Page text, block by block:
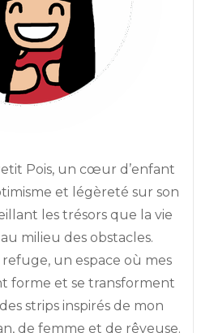
Pois, un cœur d’enfant
et légèreté sur son
les trésors que la vie
milieu des obstacles.
refuge, un espace où mes
forme et se transforment
strips inspirés de mon
de femme et de rêveuse.